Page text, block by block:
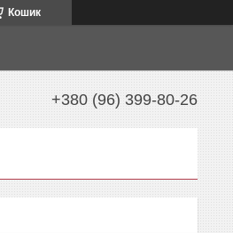
Кошик
+380 (96) 399-80-26